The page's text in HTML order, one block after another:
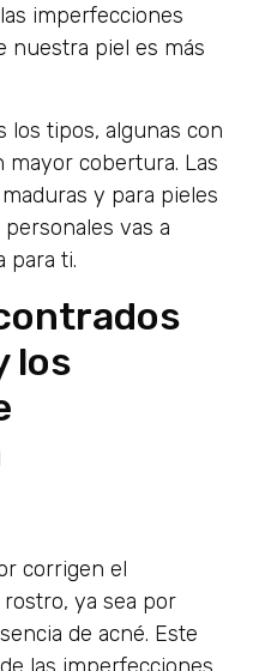
imperfecciones
nuestra piel es más
los tipos, algunas con
cobertura. Las
y para pieles
vas a
para ti.
los
corrigen el
ya sea por
de acné. Este